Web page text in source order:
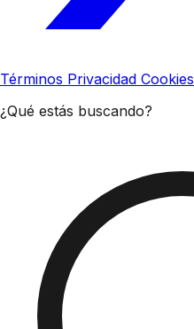
Términos Privacidad Cookies
¿Qué estás buscando?